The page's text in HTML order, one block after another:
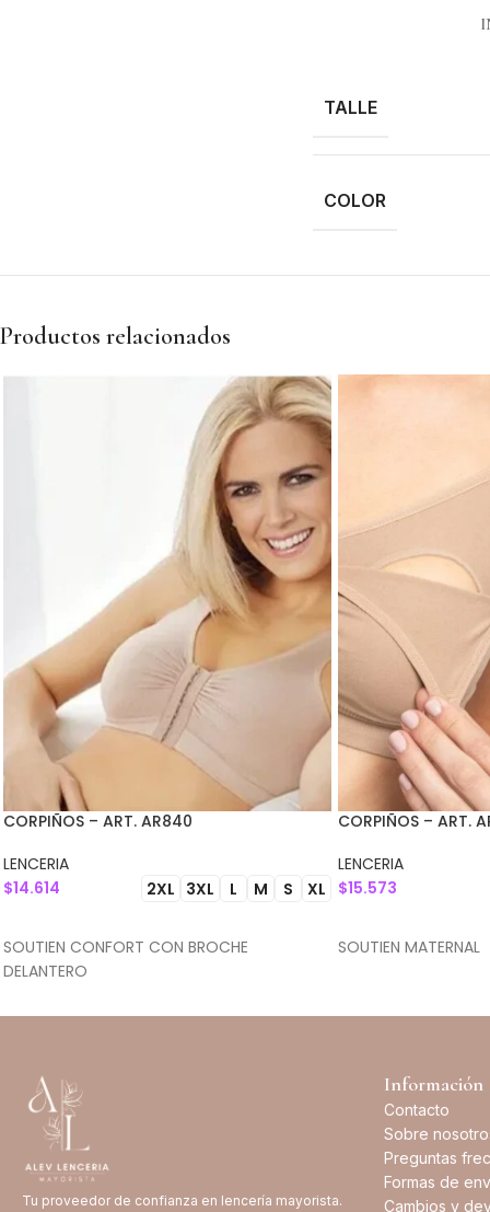
TALLE
COLOR
Productos relacionados
CORPIÑOS – ART. AR840
LENCERIA
$14.614 2XL 3XL L M S XL
SOUTIEN CONFORT CON BROCHE
DELANTERO
CORPIÑOS – ART.
LENCERIA
$15.573
SOUTIEN MATERNAL
Tu proveedor de confianza en lencería mayorista.
Información
Contacto
Sobre
Preguntas
Formas de
Cambios y